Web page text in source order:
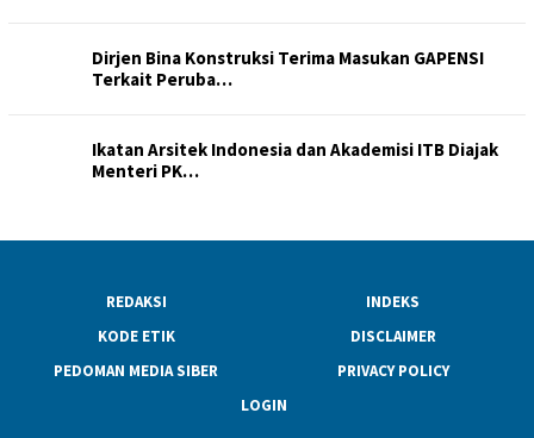
Dirjen Bina Konstruksi Terima Masukan GAPENSI
Terkait Peruba…
Ikatan Arsitek Indonesia dan Akademisi ITB Diajak
Menteri PK…
REDAKSI
INDEKS
KODE ETIK
DISCLAIMER
PEDOMAN MEDIA SIBER
PRIVACY POLICY
LOGIN